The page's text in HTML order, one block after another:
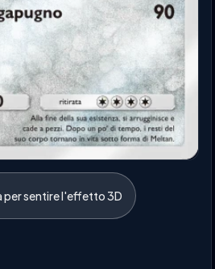
per sentire l'effetto 3D